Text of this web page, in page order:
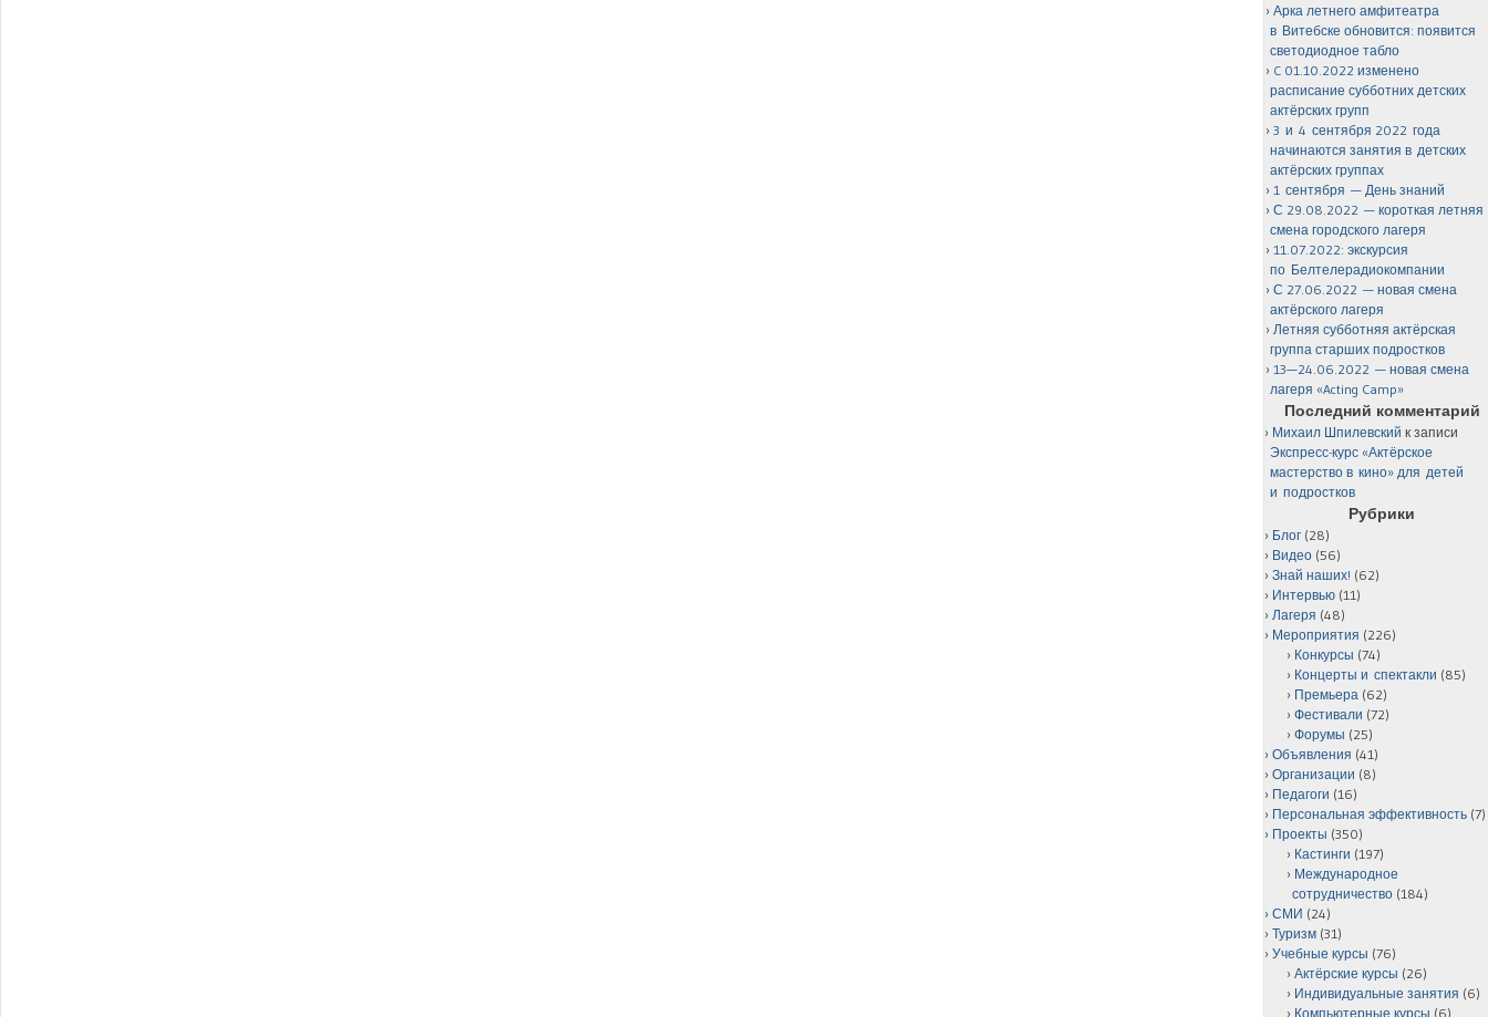
Арка летнего амфитеатра
в Витебске обновится: появится
светодиодное табло
C 01.10.2022 изменено
расписание субботних детских
актёрских групп
3 и 4 сентября 2022 года
начинаются занятия в детских
актёрских группах
1 сентября — День знаний
С 29.08.2022 — короткая летняя
смена городского лагеря
11.07.2022: экскурсия
по Белтелерадиокомпании
С 27.06.2022 — новая смена
актёрского лагеря
Летняя субботняя актёрская
группа старших подростков
13—24.06.2022 — новая смена
лагеря «Acting Camp»
Последний комментарий
Михаил Шпилевский к записи
Экспресс-курс «Актёрское
мастерство в кино» для детей
и подростков
Рубрики
Блог (28)
Видео (56)
Знай наших! (62)
Интервью (11)
Лагеря (48)
Мероприятия (226)
Конкурсы (74)
Концерты и спектакли (85)
Премьера (62)
Фестивали (72)
Форумы (25)
Объявления (41)
Организации (8)
Педагоги (16)
Персональная эффективность (7)
Проекты (350)
Кастинги (197)
Международное
сотрудничество (184)
СМИ (24)
Туризм (31)
Учебные курсы (76)
Актёрские курсы (26)
Индивидуальные занятия (6)
Компьютерные курсы (6)